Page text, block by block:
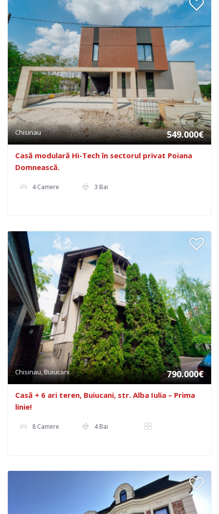
Chisinau 549.000€
Casă modulară Hi-Tech în sectorul privat Poiana
Domnească.
4 Camere 3 Bai
Chisinau, Buiucani 790.000€
Casă + 6 ari teren, Buiucani, str. Alba Iulia – Prima
linie!
8 Camere 4 Bai